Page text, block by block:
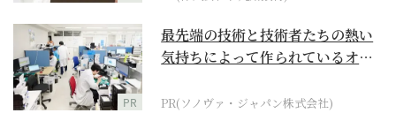
PR
最先端の技術と技術者たちの熱い
気持ちによって作られているオー
PR(ソノヴァ・ジャパン株式会社)